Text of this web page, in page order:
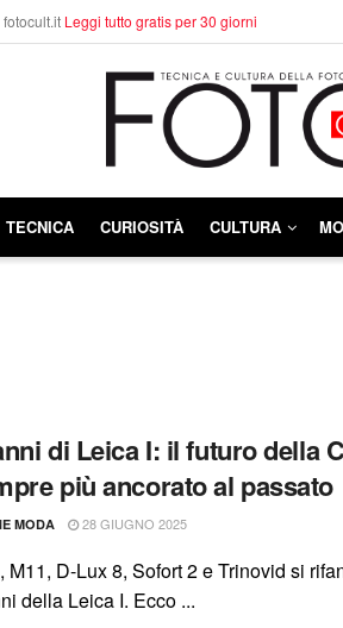
Leggi tutto gratis per 30 giorni
TECNICA CURIOSITÀ CULTURA
di Leica I: il futuro della
più ancorato al passato
MODA 28 GIUGNO 2025
M11, D-Lux 8, Sofort 2 e Trinovid si
della Leica I. Ecco ...